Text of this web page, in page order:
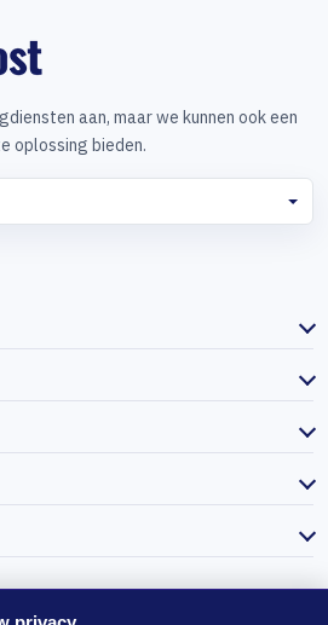
aan, maar we kunnen ook een
oplossing bieden.